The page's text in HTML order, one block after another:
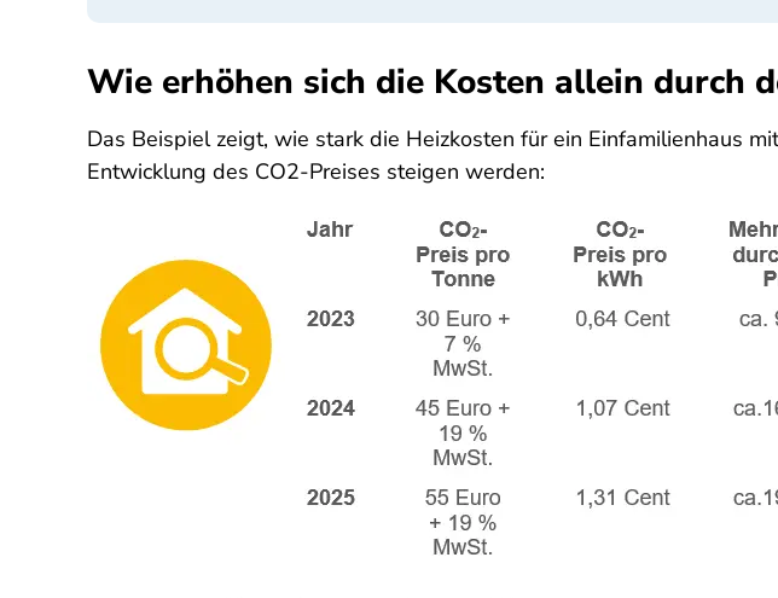
Wie erhöhen sich die Kosten allein durch
Das Beispiel zeigt, wie stark die Heizkosten für ein Einfamilienhaus
Entwicklung des CO2-Preises steigen werden: